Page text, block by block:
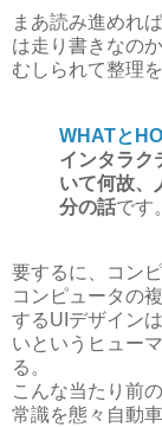
まあ読み進めれ
は走り書きなの
むしられて整理
WHATと
インタラク
いて何故、
分の話です。
要するに、コン
コンピュータの
するUI デザイン
いというヒュー
る。
こんな当たり前
常識を態々自動